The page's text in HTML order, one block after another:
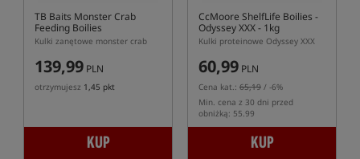
TB Baits Monster Crab
Feeding Boilies
Kulki zanętowe monster crab
139,99 PLN
otrzymujesz 1,45 pkt
KUP
CcMoore ShelfLife Boilies -
Odyssey XXX - 1kg
Kulki proteinowe Odyssey XXX
60,99 PLN
Cena kat.: 65,19 / -6%
Min. cena z 30 dni przed
obniżką: 55.99
KUP